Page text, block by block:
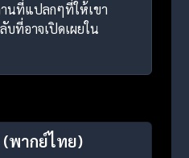
นที่แปลกๆที่ให้เขา
ที่อาจเปิดเผยใน
(พากย์ไทย)